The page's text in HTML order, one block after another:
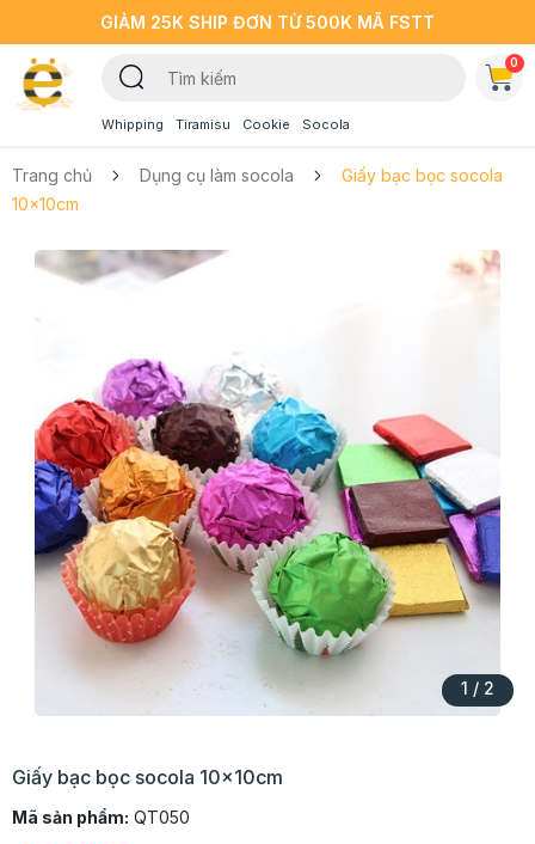
GIẢM 25K SHIP ĐƠN TỪ 500K MÃ FSTT
Whipping Tiramisu Cookie Socola
0
Trang chủ Dụng cụ làm socola
Giấy bạc bọc socola
10x10cm
1 / 2
Giấy bạc bọc socola 10x10cm
Mã sản phẩm: QT050